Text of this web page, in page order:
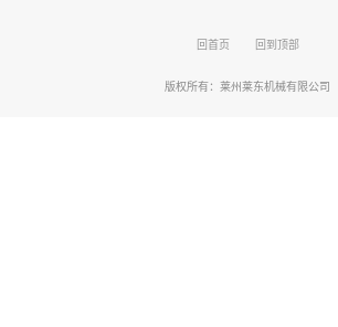
回首页 回到顶部
版权所有： 莱州莱东机械有限公司